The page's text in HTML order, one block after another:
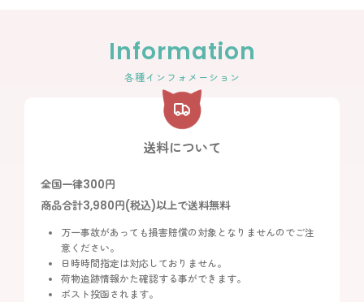
絞り込む
Information
各種インフォメーション
送料について
全国一律300円
商品合計3,980円(税込)以上で送料無料
万一事故があっても損害賠償の対象となりませんのでご注
意ください。
日時時間指定は対応しておりません。
荷物追跡情報かた確認する事ができます。
ポスト投函されます。